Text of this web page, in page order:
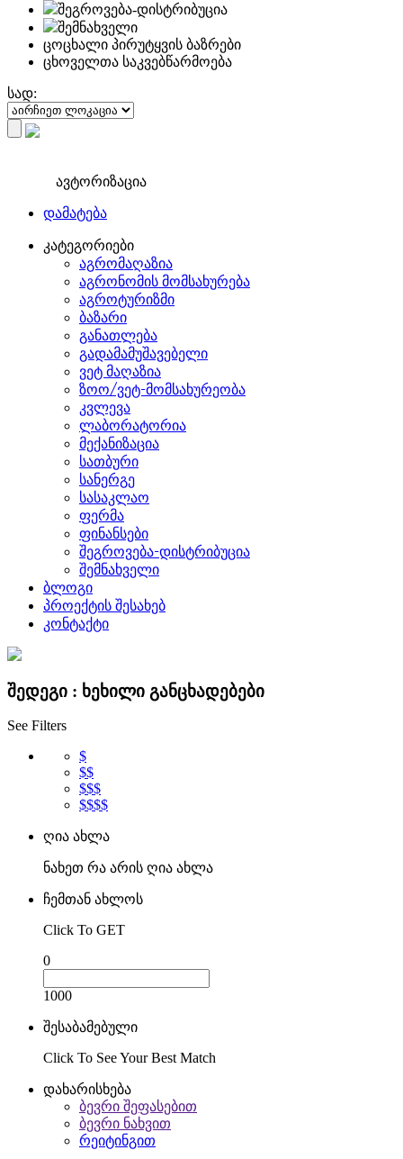
შეგროვება-დისტრიბუცია
შემნახველი
ცოცხალი პირუტყვის ბაზრები
ცხოველთა საკვებწარმოება
სად:
ავტორიზაცია
დამატება
კატეგორიები
აგრომაღაზია
აგრონომის მომსახურება
აგროტურიზმი
ბაზარი
განათლება
გადამამუშავებელი
ვეტ მაღაზია
ზოო/ვეტ-მომსახურეობა
კვლევა
ლაბორატორია
მექანიზაცია
სათბური
სანერგე
სასაკლაო
ფერმა
ფინანსები
შეგროვება-დისტრიბუცია
შემნახველი
ბლოგი
პროექტის შესახებ
კონტაქტი
შედეგი : ხეხილი განცხადებები
See Filters
$
$$
$$$
$$$$
ღია ახლა
ნახეთ რა არის ღია ახლა
ჩემთან ახლოს
Click To GET
0
1000
შესაბამებული
Click To See Your Best Match
დახარისხება
ბევრი შეფასებით
ბევრი ნახვით
რეიტინგით